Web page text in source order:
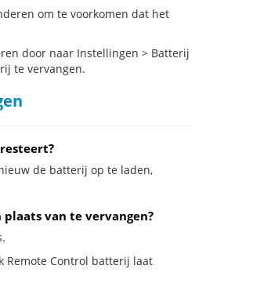
om te voorkomen dat het
door naar Instellingen > Batterij
te vervangen.
de batterij op te laden,
van te vervangen?
Remote Control batterij laat